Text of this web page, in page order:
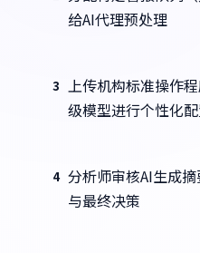
给AI代理预处理
3
上传机构标准操作
级模型进行个性化
4 分析师审核AI生成
与最终决策